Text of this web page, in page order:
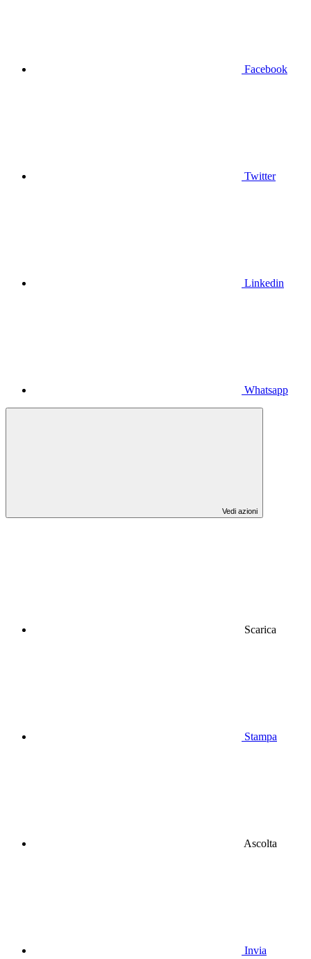
Facebook
Twitter
Linkedin
Whatsapp
Vedi azioni
Scarica
Stampa
Ascolta
Invia